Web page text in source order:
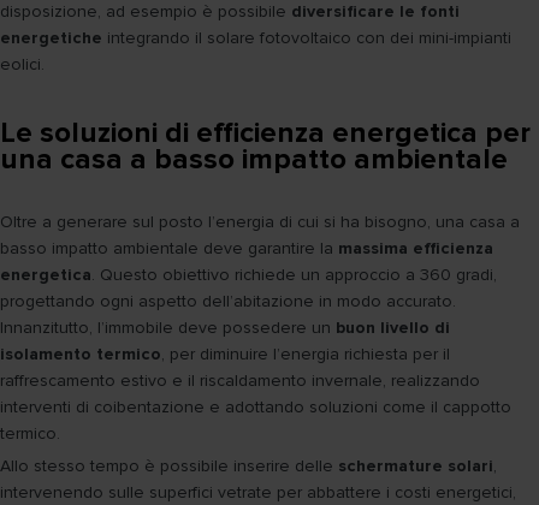
disposizione, ad esempio è possibile diversificare le fonti
energetiche integrando il solare fotovoltaico con dei mini-impianti
eolici.
Le soluzioni di efficienza energetica per
una casa a basso impatto ambientale
Oltre a generare sul posto l’energia di cui si ha bisogno, una casa a
basso impatto ambientale deve garantire la massima efficienza
energetica. Questo obiettivo richiede un approccio a 360 gradi,
progettando ogni aspetto dell’abitazione in modo accurato.
Innanzitutto, l’immobile deve possedere un buon livello di
isolamento termico, per diminuire l’energia richiesta per il
raffrescamento estivo e il riscaldamento invernale, realizzando
interventi di coibentazione e adottando soluzioni come il cappotto
termico.
Allo stesso tempo è possibile inserire delle schermature solari,
intervenendo sulle superfici vetrate per abbattere i costi energetici,